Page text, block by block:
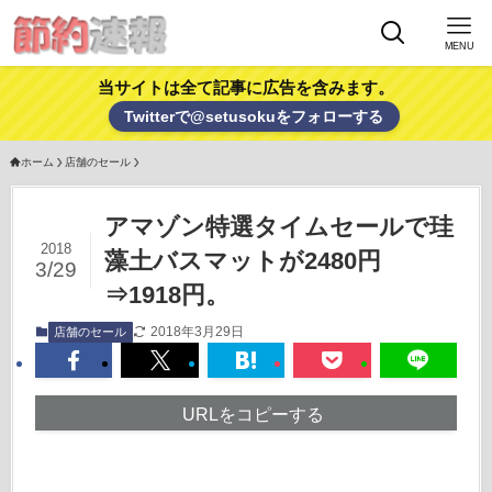
MENU
当サイトは全て記事に広告を含みます。
Twitterで@setusokuをフォローする
ホーム 店舗のセール
アマゾン特選タイムセールで珪
藻土バスマットが2480円
⇒1918円。
2018
3/29
店舗のセール 2018年3月29日
URLをコピーする